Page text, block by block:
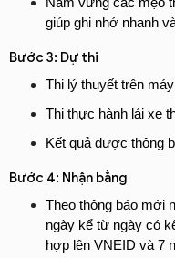
Nắm vững các mẹo
giúp ghi nhớ nhanh
Bước 3: Dự thi
Thi lý thuyết trên
Thi thực hành lái xe
Kết quả được thông
Bước 4: Nhận bằng
Theo thông báo mới
ngày kể từ ngày có
hợp lên VNEID và 7